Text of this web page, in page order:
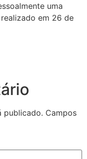
uma
em 26 de
publicado. Campos